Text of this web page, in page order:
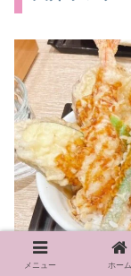
メニュー ホーム